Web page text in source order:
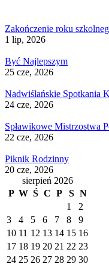
Zakończenie roku
1 lip, 2026
Być Najlepszym
25 cze, 2026
Nadwiślańskie Spotkania
24 cze, 2026
Spławikowe Mistrzostwa
22 cze, 2026
Piknik Rodzinny
20 cze, 2026
sierpień 2026
P W Ś C P S N
1
2
3
4 5 6 7 8
9
10 11 12 13 14 15 16
17 18 19 20 21 22 23
24 25 26 27 28 29 30